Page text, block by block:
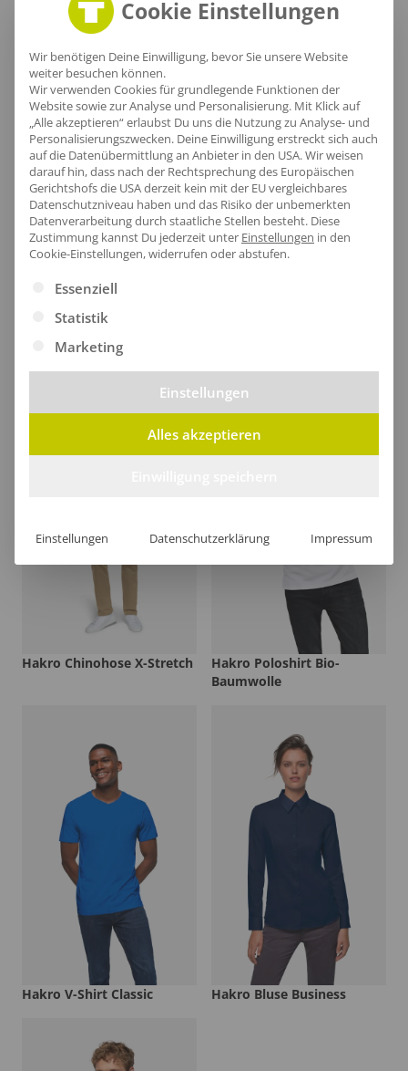
Lieferzeit
[jgm-review-widget]
Kundenprojekte
Kombi Produkte
Hakro Chinohose X-Stretch
Hakro Poloshirt Bio-
Baumwolle
Hakro V-Shirt Classic Hakro Bluse Business
Cookie Einstellungen
Wir benötigen Deine Einwilligung, bevor Sie unsere Website
weiter besuchen können.
Wir verwenden Cookies für grundlegende Funktionen der
Website sowie zur Analyse und Personalisierung. Mit Klick auf
„Alle akzeptieren“ erlaubst Du uns die Nutzung zu Analyse- und
Personalisierungszwecken. Deine Einwilligung erstreckt sich auch
auf die Datenübermittlung an Anbieter in den USA. Wir weisen
darauf hin, dass nach der Rechtsprechung des Europäischen
Gerichtshofs die USA derzeit kein mit der EU vergleichbares
Datenschutzniveau haben und das Risiko der unbemerkten
Datenverarbeitung durch staatliche Stellen besteht. Diese
Zustimmung kannst Du jederzeit unter Einstellungen in den
Cookie-Einstellungen, widerrufen oder abstufen.
Es folgt eine Liste der Service-Gruppen, für die eine
Essenziell
Statistik
Marketing
Einstellungen
Alles akzeptieren
Einstellungen Datenschutzerklärung Impressum